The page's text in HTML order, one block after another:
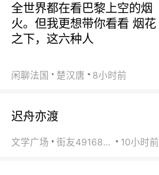
全世界都在看巴黎上空的烟
火。但我更想带你看看 烟花
之下，这六种人
闲聊法国 楚汉唐 8小时前
迟舟亦渡
文学广场 街友49168527 10小时前